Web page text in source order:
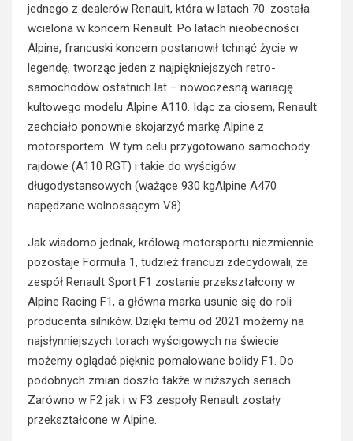
jednego z dealerów Renault, która w latach 70. została
wcielona w koncern Renault. Po latach nieobecności
Alpine, francuski koncern postanowił tchnąć życie w
legendę, tworząc jeden z najpiękniejszych retro-
samochodów ostatnich lat – nowoczesną wariację
kultowego modelu Alpine A110. Idąc za ciosem, Renault
zechciało ponownie skojarzyć markę Alpine z
motorsportem. W tym celu przygotowano samochody
rajdowe (A110 RGT) i takie do wyścigów
długodystansowych (ważące 930 kgAlpine A470
napędzane wolnossącym V8).
Jak wiadomo jednak, królową motorsportu niezmiennie
pozostaje Formuła 1, tudzież francuzi zdecydowali, że
zespół Renault Sport F1 zostanie przekształcony w
Alpine Racing F1, a główna marka usunie się do roli
producenta silników. Dzięki temu od 2021 możemy na
najsłynniejszych torach wyścigowych na świecie
możemy oglądać pięknie pomalowane bolidy F1. Do
podobnych zmian doszło także w niższych seriach.
Zarówno w F2 jak i w F3 zespoły Renault zostały
przekształcone w Alpine.